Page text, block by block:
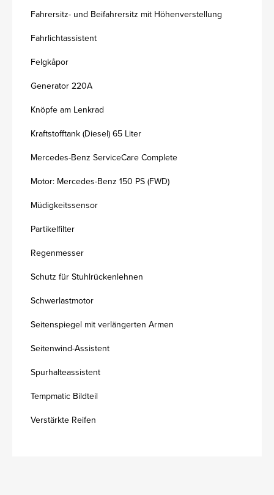
Fahrersitz- und Beifahrersitz mit Höhenverstellung
Fahrlichtassistent
Felgkåpor
Generator 220A
Knöpfe am Lenkrad
Kraftstofftank (Diesel) 65 Liter
Mercedes-Benz ServiceCare Complete
Motor: Mercedes-Benz 150 PS (FWD)
Müdigkeitssensor
Partikelfilter
Regenmesser
Schutz für Stuhlrückenlehnen
Schwerlastmotor
Seitenspiegel mit verlängerten Armen
Seitenwind-Assistent
Spurhalteassistent
Tempmatic Bildteil
Verstärkte Reifen